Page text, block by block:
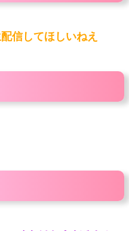
信してほしいねえ